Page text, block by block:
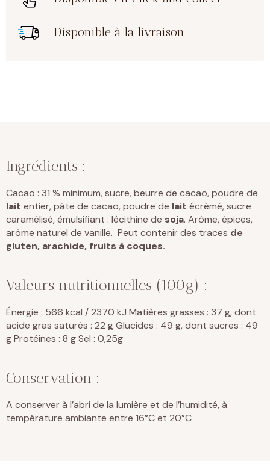
Disponible à la livraison
Ingrédients :
Cacao : 31 % minimum, sucre, beurre de cacao, poudre de
lait entier, pâte de cacao, poudre de lait écrémé, sucre
caramélisé, émulsifiant : lécithine de soja. Arôme, épices,
arôme naturel de vanille. Peut contenir des traces de
gluten, arachide, fruits à coques.
Valeurs nutritionnelles (100g) :
Énergie : 566 kcal / 2370 kJ Matières grasses : 37 g, dont
acide gras saturés : 22 g Glucides : 49 g, dont sucres : 49
g Protéines : 8 g Sel : 0,25g
Conservation :
A conserver à l’abri de la lumière et de l’humidité, à
température ambiante entre 16°C et 20°C